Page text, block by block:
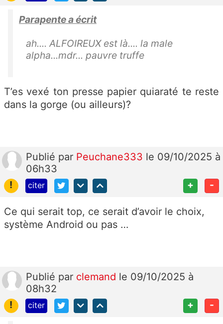
Parapente a écrit
ah.... ALFOIREUX est là.... la male
alpha...mdr... pauvre truffe
T’es vexé ton presse papier quiaraté te reste
dans la gorge (ou ailleurs)?
Publié par Peuchane333 le 09/10/2025 à
06h33
!
citer + -
Ce qui serait top, ce serait d’avoir le choix,
système Android ou pas …
Publié par clemand le 09/10/2025 à
08h32
!
citer + -